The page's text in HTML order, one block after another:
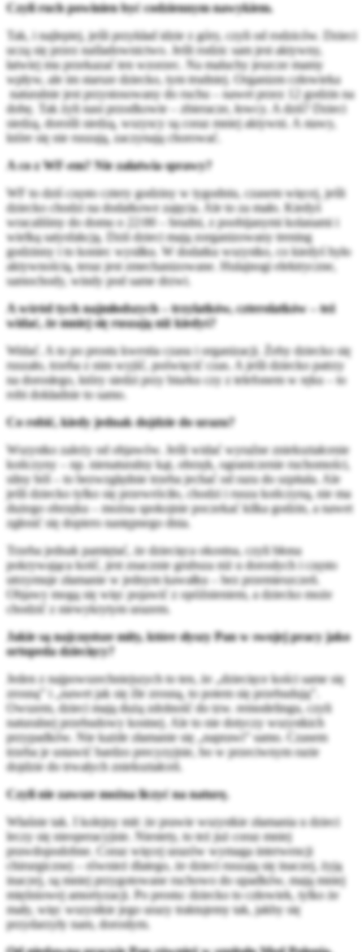
Czyli ruch powinien być codziennym nawykiem.
Tak, i najlepiej, jeśli przykład idzie z góry, czyli od rodziców. Dzieci
uczą się przez naśladownictwo. Jeśli rodzic sam jest aktywny,
łatwiej mu przekazać ten wzorzec. Na maluchy jeszcze mamy
wpływ, ale im starsze dziecko, tym trudniej. Organizm człowieka
naturalnie jest przystosowany do ruchu – nawet przez 12 godzin na
dobę. Tak żyli nasi przodkowie – zbieracze, łowcy. A dziś? Dzieci
siedzą, dorośli siedzą, wszyscy są coraz mniej aktywni. A stawy,
które się nie ruszają, zaczynają chorować.
A co z WF-em? Nie załatwia sprawy?
WF to dziś często cztery godziny w tygodniu, czasem więcej, jeśli
dziecko chodzi na dodatkowe zajęcia. Ale to za mało. Kiedyś
wracaliśmy do domu o 22:00 – brudni, z poobijanymi kolanami i
wielką satysfakcją. Dziś dzieci mają zorganizowany trening
godzinny i to koniec wysiłku. W dodatku wszystko, co kiedyś było
aktywnością, teraz jest zmechanizowane. Hulajnogi elektryczne,
samochody, windy pod same drzwi.
A wśród tych najmłodszych – trzylatków, czterolatków – też
widać, że mniej się ruszają niż kiedyś?
Widać. A to po prostu kwestia czasu i organizacji. Żeby dziecko się
ruszało, trzeba z nim wyjść, poświęcić czas. A jeśli dziecko patrzy
na dorosłego, który siedzi przy biurku czy z telefonem w ręku – to
robi dokładnie to samo.
Co robić, kiedy jednak dojdzie do urazu?
Wszystko zależy od objawów. Jeśli widać wyraźne zniekształcenie
kończyny – np. nienaturalny kąt, obrzęk, ograniczenie ruchomości,
silny ból – to bezwzględnie trzeba jechać od razu do szpitala. Ale
jeśli dziecko tylko się przewróciło, chodzi i rusza kończyną, nie ma
dużego obrzęku – można spokojnie poczekać kilka godzin, a nawet
zgłosić się dopiero następnego dnia.
Trzeba jednak pamiętać, że dziecięca okostna, czyli błona
pokrywająca kość, jest znacznie grubsza niż u dorosłych i często
utrzymuje złamanie w jednym kawałku – bez przemieszczeń.
Objawy mogą się więc pojawić z opóźnieniem, a dziecko może
chodzić z niewykrytym urazem.
Jakie są najczęstsze mity, które słyszy Pan w swojej pracy jako
ortopeda dziecięcy?
Jeden z najpowszechniejszych to ten, że „dziecięce kości same się
zrosną” i „nawet jak się źle zrosną, to potem się przebudują”.
Owszem, dzieci mają dużą zdolność do tzw. remodelingu, czyli
naturalnej przebudowy kostnej. Ale to nie dotyczy wszystkich
przypadków. Nie każde złamanie się „naprawi” samo. Czasem
trzeba je ustawić bardzo precyzyjnie, bo w przeciwnym razie
dojdzie do trwałych zniekształceń.
Czyli nie zawsze można liczyć na naturę.
Właśnie tak. I kolejny mit: że prawie wszystkie złamania u dzieci
leczy się nieoperacyjnie. Niestety, to też już coraz mniej
prawdopodobne. Coraz więcej urazów wymaga interwencji
chirurgicznej – również dlatego, że dzieci ruszają się inaczej, żyją
inaczej, są mniej przygotowane ruchowo do upadków, mają mniej
mięśniowej amortyzacji. Po prostu: dziecko to człowiek, tylko że
mały, więc wszystkie jego urazy traktujemy tak, jakby się
przydarzyły nam, dorosłym.